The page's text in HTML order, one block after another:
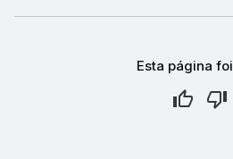
Esta página